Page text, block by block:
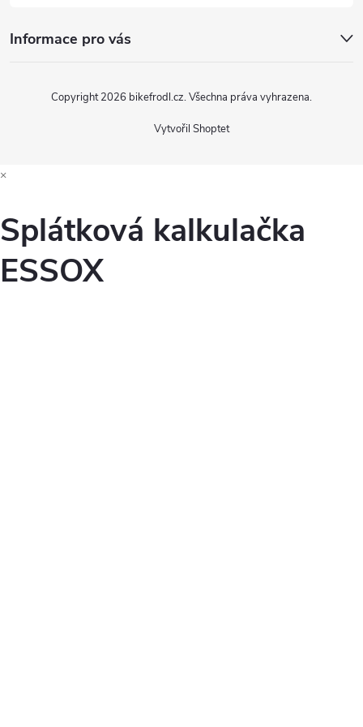
iInformace pro vás
Vytvořil Shoptet
Copyright 2026 bikefrodl.cz. Všechna práva vyhrazena.
×
Splátková kalkulačka
ESSOX